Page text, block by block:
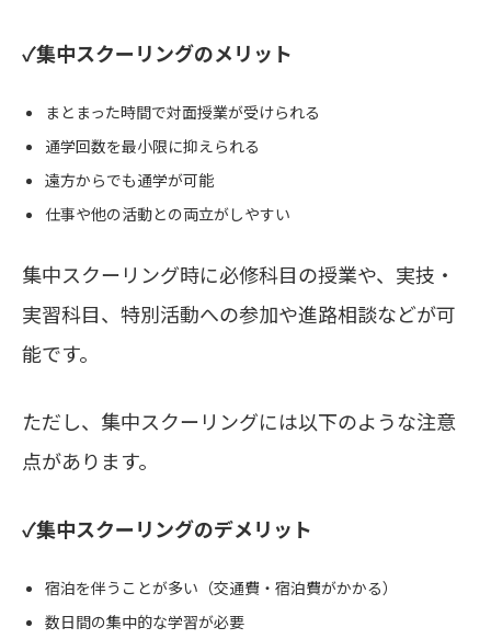
✓集中スクーリングのメリット
まとまった時間で対面授業が受けられる
通学回数を最小限に抑えられる
遠方からでも通学が可能
仕事や他の活動との両立がしやすい
集中スクーリング時に必修科目の授業や、実技・
実習科目、特別活動への参加や進路相談などが可
能です。
ただし、集中スクーリングには以下のような注意
点があります。
✓集中スクーリングのデメリット
宿泊を伴うことが多い（交通費・宿泊費がかかる）
数日間の集中的な学習が必要